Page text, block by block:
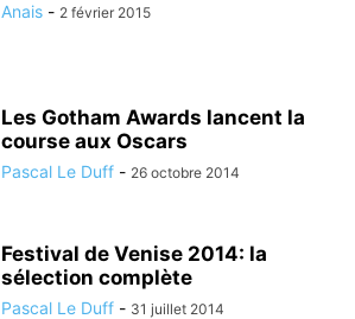
Anais - 2 février 2015
Les Gotham Awards lancent la
course aux Oscars
Pascal Le Duff - 26 octobre 2014
Festival de Venise 2014: la
sélection complète
Pascal Le Duff - 31 juillet 2014